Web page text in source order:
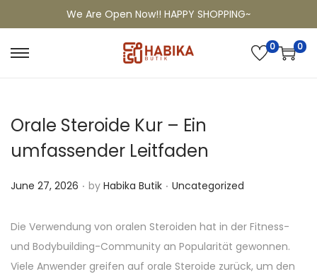
We Are Open Now!! HAPPY SHOPPING~
0 0
Orale Steroide Kur – Ein
umfassender Leitfaden
P
s
t
e
June 27, 2026 . by Habika Butik . P
s
t
e
Uncategorized
Die Verwendung von oralen Steroiden hat in der Fitness-
und Bodybuilding-Community an Popularität gewonnen.
Viele Anwender greifen auf orale Steroide zurück, um den